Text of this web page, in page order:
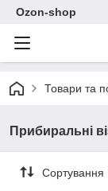
Ozon-shop
Товари та
Прибиральні
Сортування